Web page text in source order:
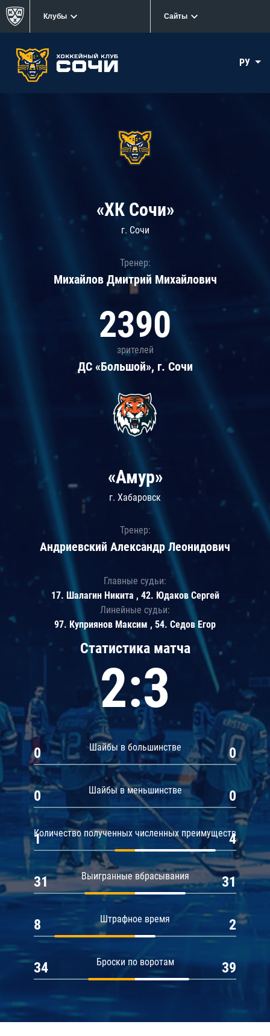
Клубы Сайты
РУ
«ХК Сочи»
г. Сочи
Тренер:
Михайлов Дмитрий Михайлович
2390
зрителей
ДС «Большой», г. Сочи
Статистика матча
2:3
Шайбы в большинстве
0 0
Шайбы в меньшинстве
0 0
Количество полученных численных преимуществ
1 4
Выигранные вбрасывания
31 31
Штрафное время
8 2
Броски по воротам
34 39
«Амур»
г. Хабаровск
Тренер:
Андриевский Александр Леонидович
Главные судьи:
17. Шалагин Никита , 42. Юдаков Сергей
Линейные судьи:
97. Куприянов Максим , 54. Седов Егор